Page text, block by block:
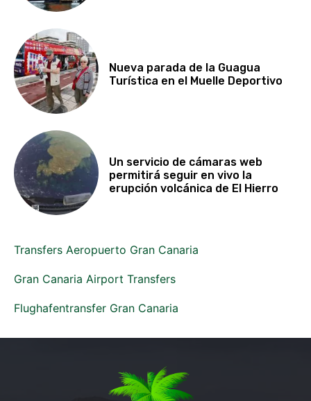
Nueva parada de la Guagua
Turística en el Muelle Deportivo
Un servicio de cámaras web
permitirá seguir en vivo la
erupción volcánica de El Hierro
Transfers Aeropuerto Gran Canaria
Gran Canaria Airport Transfers
Flughafentransfer Gran Canaria